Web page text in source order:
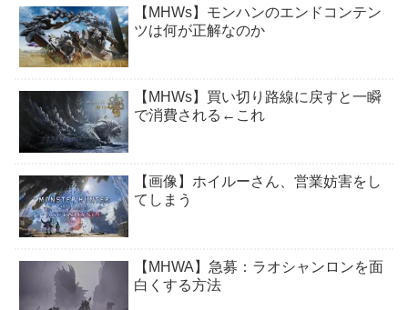
【MHWs】モンハンのエンドコンテン
ツは何が正解なのか
【MHWs】買い切り路線に戻すと一瞬
で消費される←これ
【画像】ホイルーさん、営業妨害をし
てしまう
【MHWA】急募：ラオシャンロンを面
白くする方法